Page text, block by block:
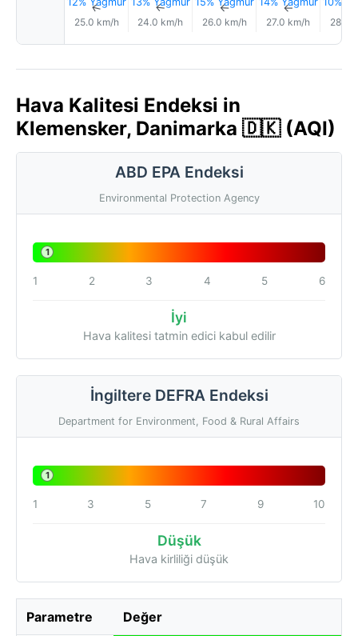
↑
25.0 km/h
↑
24.0 km/h
↑
26.0 km/h
↑
27.0 km/h 28.0
Hava Kalitesi Endeksi in
Klemensker, Danimarka 🇩🇰 (AQI)
ABD EPA Endeksi
Environmental Protection Agency
1
1 2 3 4 5 6
İyi
Hava kalitesi tatmin edici kabul edilir
İngiltere DEFRA Endeksi
Department for Environment, Food & Rural Affairs
1
1 3 5 7 9 10
Düşük
Hava kirliliği düşük
Parametre Değer